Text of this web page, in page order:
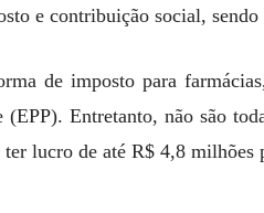
e contribuição social,
de imposto para
(EPP). Entretanto, não são
ter lucro de até R$ 4,8 milhões